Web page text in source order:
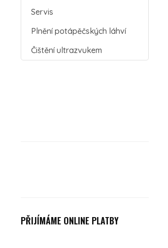
Servis
Plnění potápěčských láhví
Čištění ultrazvukem
PŘIJÍMÁME ONLINE PLATBY